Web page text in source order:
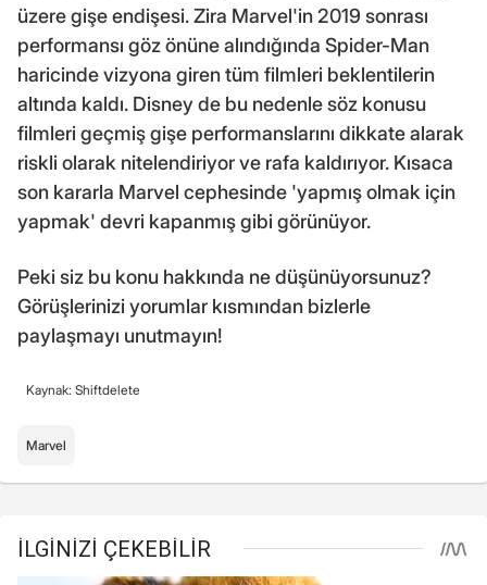
üzere gişe endişesi. Zira Marvel'in 2019 sonrası
performansı göz önüne alındığında Spider-Man
haricinde vizyona giren tüm filmleri beklentilerin
altında kaldı. Disney de bu nedenle söz konusu
filmleri geçmiş gişe performanslarını dikkate alarak
riskli olarak nitelendiriyor ve rafa kaldırıyor. Kısaca
son kararla Marvel cephesinde 'yapmış olmak için
yapmak' devri kapanmış gibi görünüyor.
Peki siz bu konu hakkında ne düşünüyorsunuz?
Görüşlerinizi yorumlar kısmından bizlerle
paylaşmayı unutmayın!
Kaynak: Shiftdelete
Marvel